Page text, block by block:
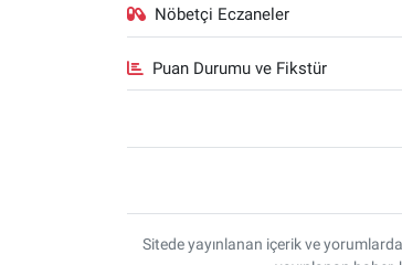
Nöbetçi Eczaneler
Puan Durumu ve Fikstür
Sitede yayınlanan içerik ve